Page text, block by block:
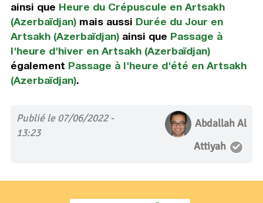
ainsi que Heure du Crépuscule en Artsakh
(Azerbaïdjan)mais aussi Durée du Jour en
Artsakh (Azerbaïdjan)ainsi que Passage à
l'heure d'hiver en Artsakh (Azerbaïdjan)
également Passage à l'heure d'été en Artsakh
(Azerbaïdjan).
Publié le 07/06/2022 -
13:23
Abdallah Al
Attiyah